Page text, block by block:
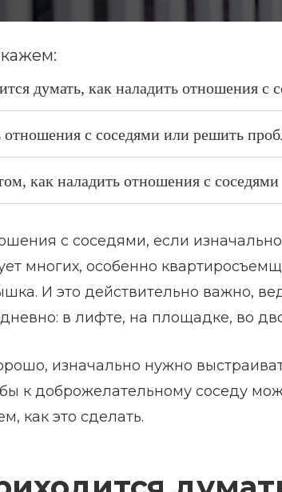
думать, как наладить отношения с
отношения с соседями или решить
как наладить отношения с соседями
с соседями, если
многих, особенно
И это действительно важно,
в лифте, на площадке, во
изначально нужно
к доброжелательному соседу
как это сделать.